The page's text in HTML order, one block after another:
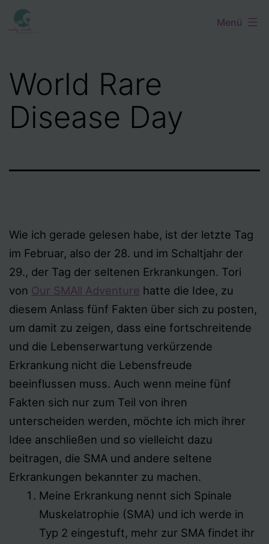
Zum
Inhalt
Menü
World Rare
Disease Day
Wie ich gerade gelesen habe, ist der letzte Tag
im Februar, also der 28. und im Schaltjahr der
29., der Tag der seltenen Erkrankungen. Tori
von Our SMAll Adventure hatte die Idee, zu
diesem Anlass fünf Fakten über sich zu posten,
um damit zu zeigen, dass eine fortschreitende
und die Lebenserwartung verkürzende
Erkrankung nicht die Lebensfreude
beeinflussen muss. Auch wenn meine fünf
Fakten sich nur zum Teil von ihren
unterscheiden werden, möchte ich mich ihrer
Idee anschließen und so vielleicht dazu
beitragen, die SMA und andere seltene
Erkrankungen bekannter zu machen.
Meine Erkrankung nennt sich Spinale
Muskelatrophie (SMA) und ich werde in
Typ 2 eingestuft, mehr zur SMA findet ihr